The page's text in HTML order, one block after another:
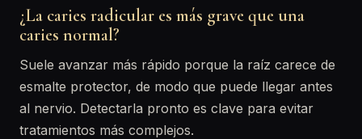
¿La caries radicular es más grave que una
caries normal?
Suele avanzar más rápido porque la raíz carece de
esmalte protector, de modo que puede llegar antes
al nervio. Detectarla pronto es clave para evitar
tratamientos más complejos.